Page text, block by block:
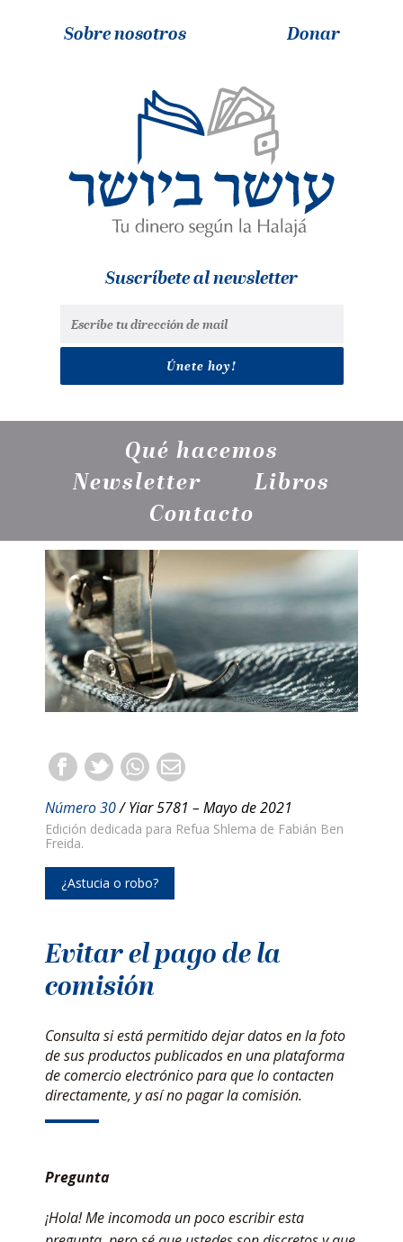
Sobre nosotros Donar
Suscríbete al newsletter
Qué hacemos
Newsletter
Libros
Contacto
Número 30/ Yiar 5781 – Mayo de 2021
Edición dedicada para Refua Shlema de Fabián Ben
Freida.
¿Astucia o robo?
Evitar el pago de la
comisión
Consulta si está permitido dejar datos en la foto
de sus productos publicados en una plataforma
de comercio electrónico para que lo contacten
directamente, y así no pagar la comisión.
Pregunta
¡Hola! Me incomoda un poco escribir esta